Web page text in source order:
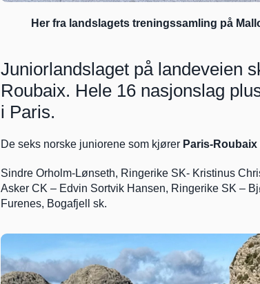
Her fra landslagets treningssamling på
Juniorlandslaget på landeveien
Roubaix. Hele 16 nasjonslag
i Paris.
De seks norske juniorene som kjører Paris-Roubaix
Sindre Orholm-Lønseth, Ringerike SK- Kristinus
Asker CK – Edvin Sortvik Hansen, Ringerike SK –
Furenes, Bogafjell sk.